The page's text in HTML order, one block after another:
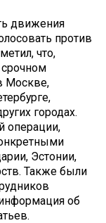
движения
против
что,
Москве,
городах.
операции,
Эстонии,
Также были
об